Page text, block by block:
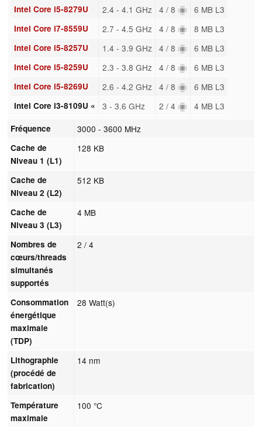
Intel Core i5-8279U 2.4 - 4.1 GHz 4 / 8 6 MB L3
Intel Core i7-8559U 2.7 - 4.5 GHz 4 / 8 8 MB L3
Intel Core i5-8257U 1.4 - 3.9 GHz 4 / 8 6 MB L3
Intel Core i5-8259U 2.3 - 3.8 GHz 4 / 8 6 MB L3
Intel Core i5-8269U 2.6 - 4.2 GHz 4 / 8 6 MB L3
Intel Core i3-8109U « 3 - 3.6 GHz 2 / 4 4 MB L3
Fréquence 3000 - 3600 MHz
Cache de
Niveau 1 (L1)
128 KB
Cache de
Niveau 2 (L2)
512 KB
Cache de
Niveau 3 (L3)
4 MB
Nombres de
cœurs/threads
simultanés
supportés
2 / 4
Consommation
énergétique
maximale
(TDP)
28 Watt(s)
Lithographie
(procédé de
fabrication)
14 nm
Température
maximale
100 °C